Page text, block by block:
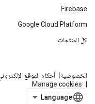
Firebase
Google Cloud Platform
كلّ المنتجات
الخصوصية أحكام الموقع الإلكتروني
Manage cookies